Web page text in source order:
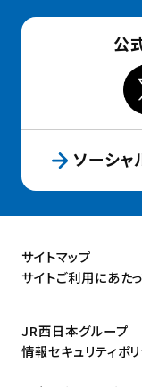
公
ソーシャ
サイトマップ
サイトご利用にあた
JR西日本グループ
情報セキュリティポ